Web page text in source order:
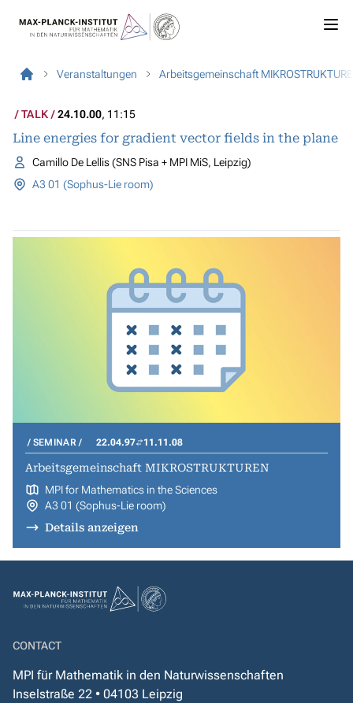
Veranstaltungen Arbeitsgemeinschaft
TALK 24.10.00, 11:15
Line energies for gradient vector fields in the plane
Camillo De Lellis (SNS Pisa + MPI MiS, Leipzig)
A3 01 (Sophus-Lie room)
SEMINAR 22.04.97 11.11.08
Arbeitsgemeinschaft MIKROSTRUKTUREN
MPI for Mathematics in the Sciences
A3 01 (Sophus-Lie room)
Details anzeigen
CONTACT
MPI für Mathematik in den Naturwissenschaften
Inselstraße 22 • 04103 Leipzig